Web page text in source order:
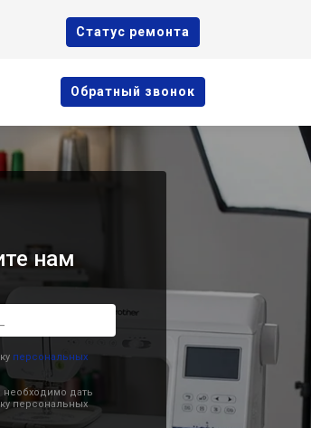
Cтатус ремонта
Oбратный звонок
нам
персональных
необходимо дать
персональных